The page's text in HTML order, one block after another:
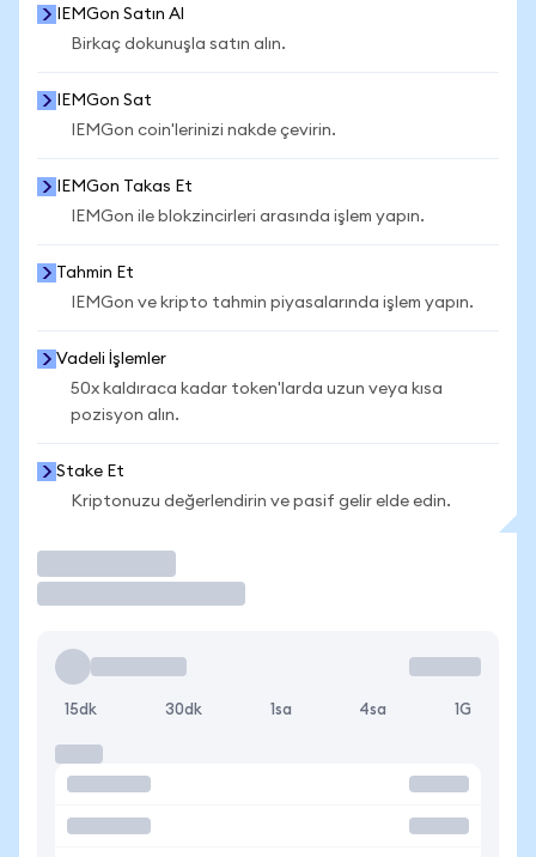
IEMGon Satın Al
Birkaç dokunuşla satın alın.
IEMGon Sat
IEMGon coin'lerinizi nakde çevirin.
IEMGon Takas Et
IEMGon ile blokzincirleri arasında işlem yapın.
Tahmin Et
IEMGon ve kripto tahmin piyasalarında işlem yapın.
Vadeli İşlemler
50x kaldıraca kadar token'larda uzun veya kısa
pozisyon alın.
Stake Et
Kriptonuzu değerlendirin ve pasif gelir elde edin.
15dk 30dk 1sa 4sa 1G